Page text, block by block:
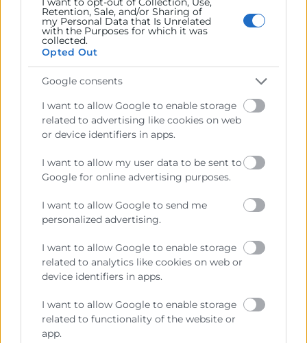
Retention, Sale, and/or Sharing of
my Personal Data that Is Unrelated
with the Purposes for which it was
collected.
Opted Out
Google consents
I want to allow Google to enable storage
related to advertising like cookies on web
or device identifiers in apps.
I want to allow my user data to be sent to
Google for online advertising purposes.
I want to allow Google to send me
personalized advertising.
I want to allow Google to enable storage
related to analytics like cookies on web or
device identifiers in apps.
I want to allow Google to enable storage
related to functionality of the website or
app.
Empieza por observar los resultados
generales: ¿qué aspectos obtienen las
valoraciones más altas y cuáles necesitan
atención? Después, profundiza un poco
más: ¿existen diferencias entre
departamentos o niveles jerárquicos? Esto
puede darte pistas sobre dónde centrar
los esfuerzos.
No olvides revisar también los
comentarios abiertos, ya que suelen
revelar causas o matices que los datos
cuantitativos no muestran.
El objetivo no es solo identificar
problemas, sinoextraer conclusiones
para crear un plan de
acción realista y compartido con los
equipos.